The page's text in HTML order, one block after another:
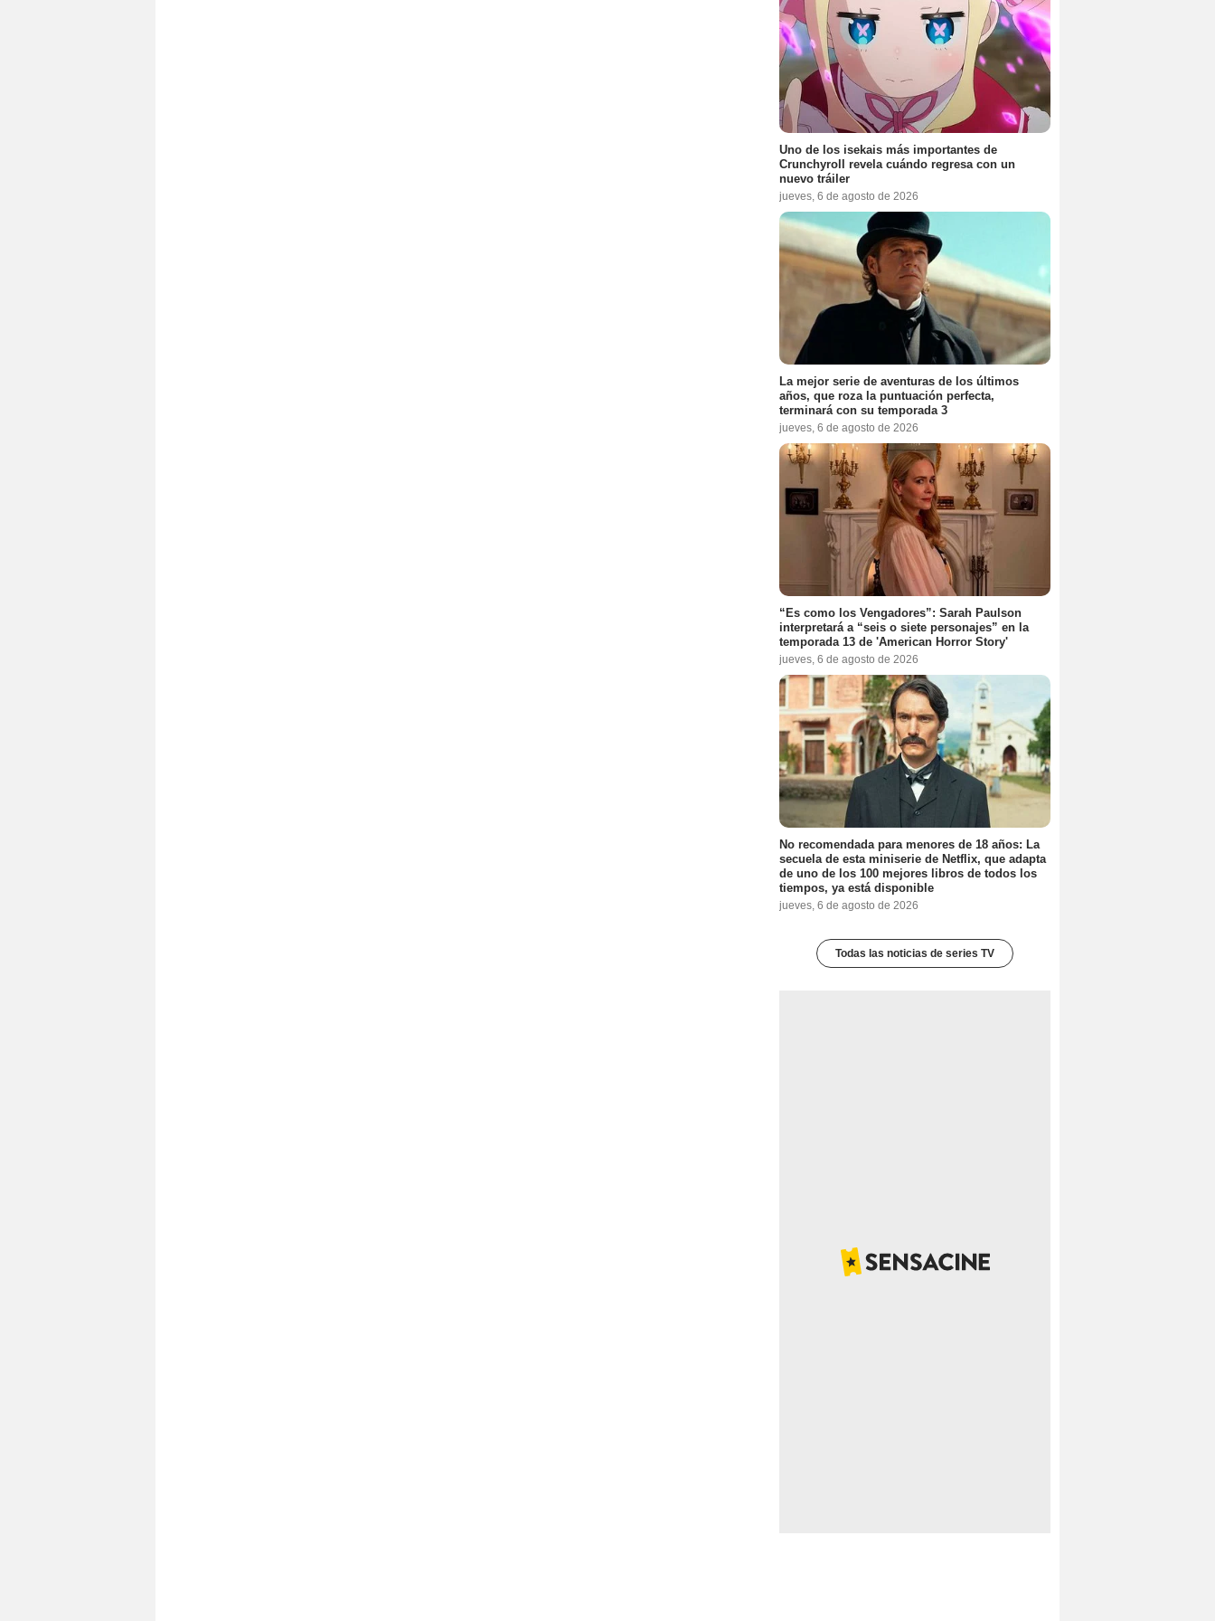
Uno de los isekais más importantes de
Crunchyroll revela cuándo regresa con un
nuevo tráiler
jueves, 6 de agosto de 2026
La mejor serie de aventuras de los últimos
años, que roza la puntuación perfecta,
terminará con su temporada 3
jueves, 6 de agosto de 2026
“Es como los Vengadores”: Sarah Paulson
interpretará a “seis o siete personajes” en la
temporada 13 de 'American Horror Story'
jueves, 6 de agosto de 2026
No recomendada para menores de 18 años: La
secuela de esta miniserie de Netflix, que adapta
de uno de los 100 mejores libros de todos los
tiempos, ya está disponible
jueves, 6 de agosto de 2026
Todas las noticias de series TV